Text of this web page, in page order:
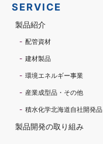
SERVICE
製品紹介
配管資材
建材製品
環境エネルギー事業
産業成型品・その他
積水化学北海道自社開発品
製品開発の取り組み